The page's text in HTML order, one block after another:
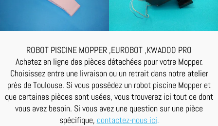
ROBOT PISCINE MOPPER ,EUROBOT ,KWADOO PRO
Achetez en ligne des pièces détachées pour votre Mopper.
Choisissez entre une livraison ou un retrait dans notre atelier
près de Toulouse. Si vous possédez un robot piscine Mopper et
que certaines pièces sont usées, vous trouverez ici tout ce dont
vous avez besoin. Si vous avez une question sur une pièce
spécifique, contactez-nous ici.